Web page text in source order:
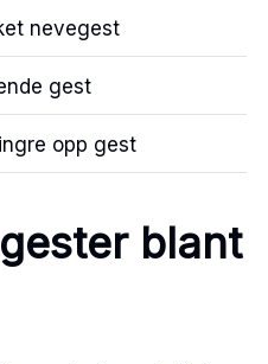
blant